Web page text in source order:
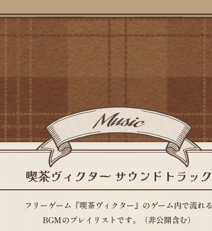
喫茶ヴィクター サウンドトラック
フリーゲーム『喫茶ヴィクター』のゲーム内で流れる
BGMのプレイリストです。（非公開含む）